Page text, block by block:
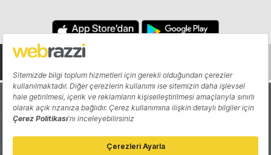
Hakkında Yazarlar
Katkıda Bulun Reklam